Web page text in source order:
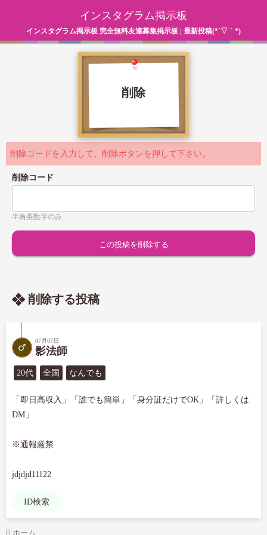
インスタグラム掲示板
インスタグラム掲示板 完全無料友達募集掲示板 | 最新投稿(*´▽｀*)
削除
削除コードを入力して、削除ボタンを押して下さい。
削除コード
半角英数字のみ
削除する投稿
07月07日
影法師
20代 全国 なんでも
「即日高収入」「誰でも簡単」「身分証だけでOK」「詳しくは
DM」
※通報厳禁
jdjdjd11122
ID検索
ホーム